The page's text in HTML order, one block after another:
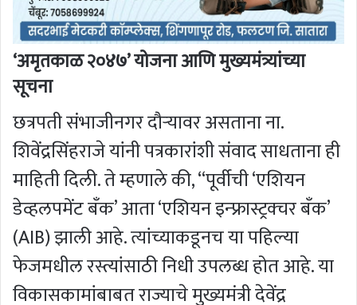
‘अमृतकाळ २०४७’ योजना आणि मुख्यमंत्र्यांच्या
सूचना
छत्रपती संभाजीनगर दौऱ्यावर असताना ना.
शिवेंद्रसिंहराजे यांनी पत्रकारांशी संवाद साधताना ही
माहिती दिली. ते म्हणाले की, “पूर्वीची ‘एशियन
डेव्हलपमेंट बँक’ आता ‘एशियन इन्फ्रास्ट्रक्चर बँक’
(AIB) झाली आहे. त्यांच्याकडूनच या पहिल्या
फेजमधील रस्त्यांसाठी निधी उपलब्ध होत आहे. या
विकासकामांबाबत राज्याचे मुख्यमंत्री देवेंद्र